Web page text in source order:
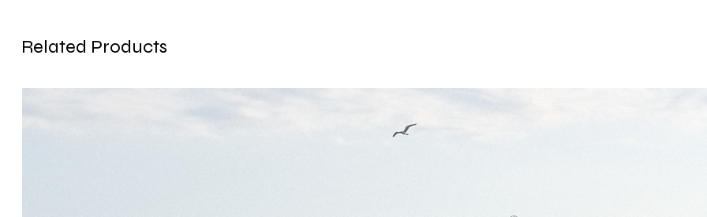
Related Products